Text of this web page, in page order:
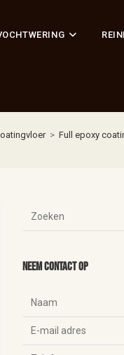
> Full epoxy
Neem contact op